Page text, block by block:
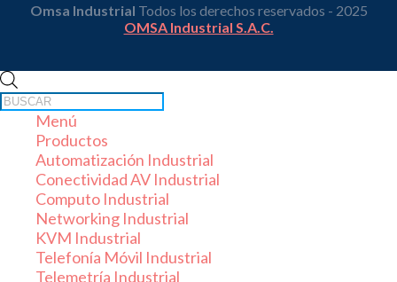
Omsa Industrial Todos los derechos reservados - 2025
OMSA Industrial S.A.C.
de
productos
Menú
Productos
Automatización Industrial
Conectividad AV Industrial
Computo Industrial
Networking Industrial
KVM Industrial
Telefonía Móvil Industrial
Telemetría Industrial